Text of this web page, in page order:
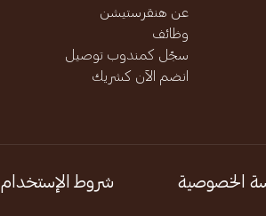
عن هنقرستيشن
وظائف
سجّل كمندوب توصيل
انضم الآن كشريك
الخصوصية شروط الإستخدام